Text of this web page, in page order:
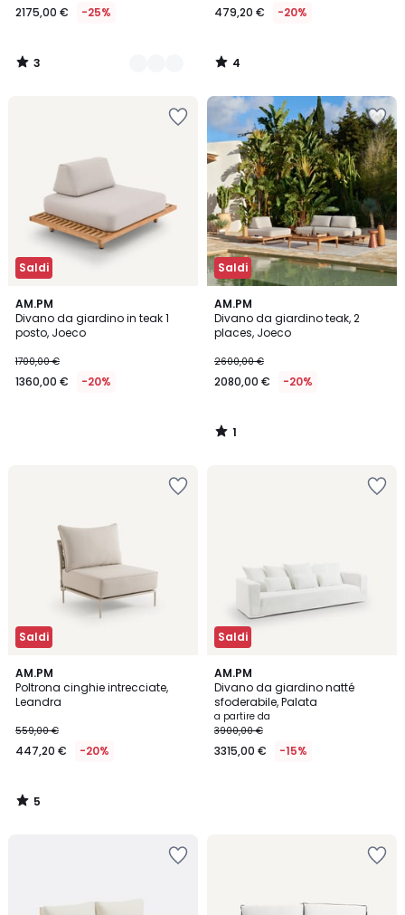
2175,00 € -25%
3
/
479,20 € -20%
4
/
Saldi
AM.PM
Divano da giardino in teak 1
posto, Joeco
1700,00 €
1360,00 € -20%
Saldi
AM.PM
Divano da giardino teak, 2
places, Joeco
2600,00 €
2080,00 € -20%
1
/
5
1
/
Saldi
AM.PM
Poltrona cinghie intrecciate,
Leandra
559,00 €
447,20 € -20%
5
/
5
5
/
Saldi
AM.PM
Divano da giardino natté
sfoderabile, Palata
a partire da
3900,00 €
3315,00 € -15%